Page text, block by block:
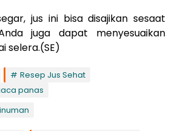
jus ini bisa disajikan sesaat
juga dapat menyesuaikan
selera.(SE)
Resep Jus Sehat
panas